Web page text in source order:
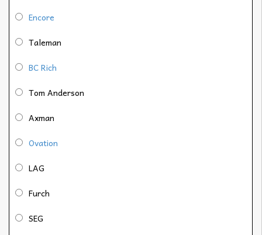
Encore
Taleman
BC Rich
Tom Anderson
Axman
Ovation
LAG
Furch
SEG